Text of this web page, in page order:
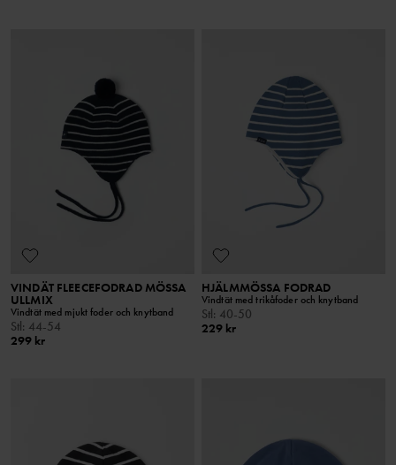
VINDÄT FLEECEFODRAD MÖSSA
ULLMIX
Vindtät med mjukt foder och knytband
Stl : 44-54
299 kr
HJÄLMMÖSSA FODRAD
Vindtät med trikåfoder och knytband
Stl : 40-50
229 kr